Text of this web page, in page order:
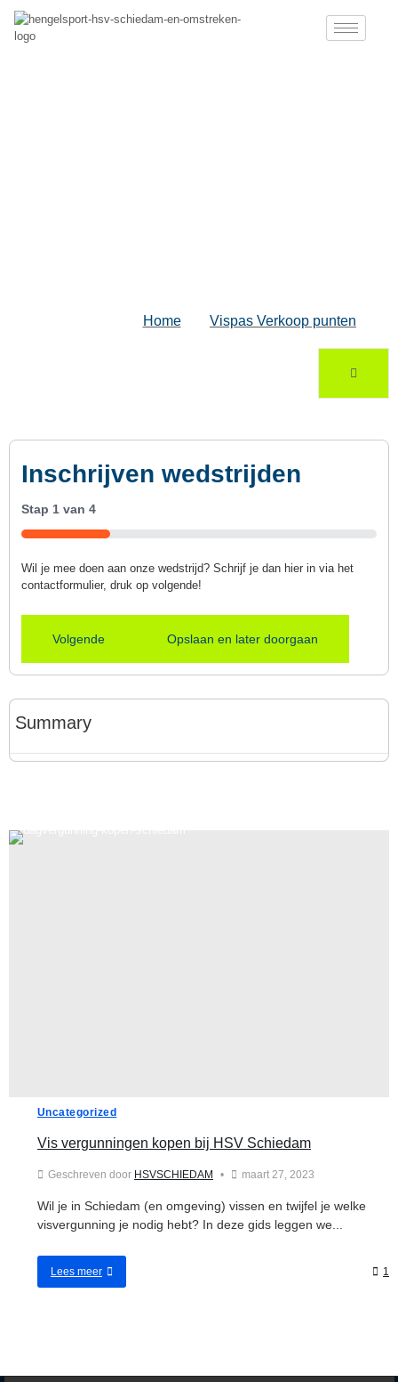
Home Vispas Verkoop punten
Inschrijven wedstrijden
Stap 1 van 4
25%
Wil je mee doen aan onze wedstrijd? Schrijf je dan hier in via het
contactformulier, druk op volgende!
Opslaan en later doorgaan
Summary
Uncategorized
Vis vergunningen kopen bij HSV Schiedam
Geschreven door HSVSCHIEDAM maart 27, 2023
Wil je in Schiedam (en omgeving) vissen en twijfel je welke
visvergunning je nodig hebt? In deze gids leggen we...
Lees meer 1